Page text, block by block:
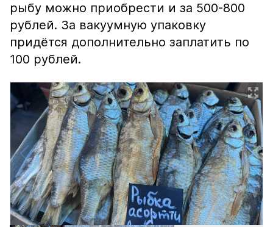
рыбу можно приобрести и за 500-800
рублей. За вакуумную упаковку
придётся дополнительно заплатить по
100 рублей.